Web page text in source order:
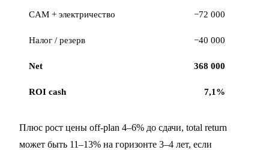
CAM + электричество −72 000
Налог / резерв −40 000
Net 368 000
ROI cash 7,1%
Плюс рост цены off-plan 4–6% до сдачи, total return
может быть 11–13% на горизонте 3–4 лет, если